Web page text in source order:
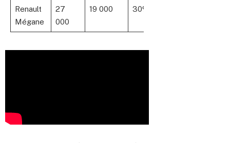
Renault
Mégane
27
000
19 000 30%